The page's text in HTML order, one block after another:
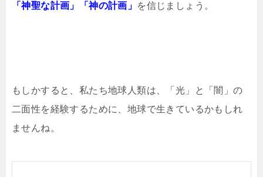
「神聖な計画」「神の計画」 を信じましょう。
もしかすると、私たち地球人類は、「光」と「闇」の
二面性を経験するために、地球で生きているかもしれ
ませんね。